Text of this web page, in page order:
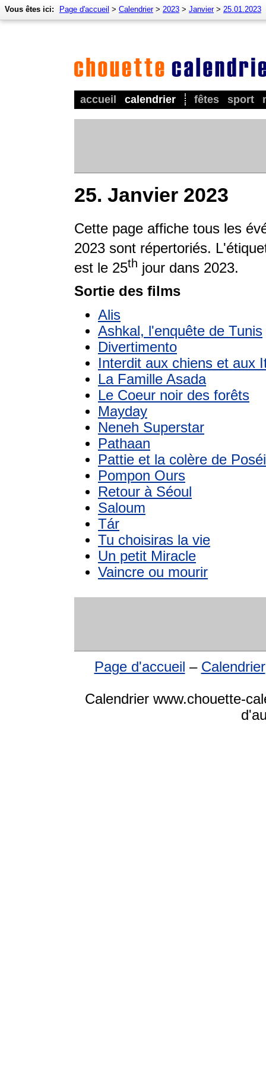
accueil calendrier fêtes sport
Vous êtes ici: Page d'accueil > Calendrier> 2023 > Janvier> 25.01.2023
25. Janvier 2023
Cette page affiche tous les
2023 sont répertoriés.
est le 25th jour dans 2023.
Sortie des films
Alis
Ashkal, l'enquête de Tunis
Divertimento
Interdit aux chiens et aux
La Famille Asada
Le Coeur noir des forêts
Mayday
Neneh Superstar
Pathaan
Pattie et la colère de
Pompon Ours
Retour à Séoul
Saloum
Tár
Tu choisiras la vie
Un petit Miracle
Vaincre ou mourir
Page d'accueil – Calendrier
Calendrier www.chouette-